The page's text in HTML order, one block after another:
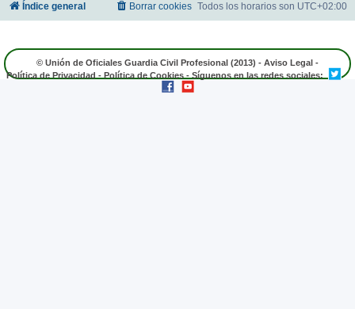
Índice general Todos los horarios son UTC+02:00
Borrar cookies
© Unión de Oficiales Guardia Civil Profesional (2013) - Aviso Legal -
Política de Privacidad - Política de Cookies - Síguenos en las redes sociales: